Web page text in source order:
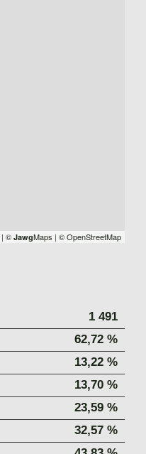
| © JawgMaps | © OpenStreetMap
1 491
62,72 %
13,22 %
13,70 %
23,59 %
32,57 %